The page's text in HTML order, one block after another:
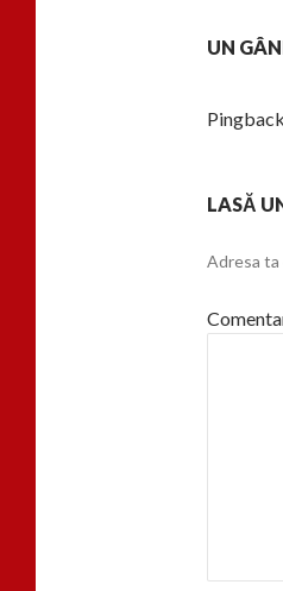
UN
LASĂ
Adresa ta